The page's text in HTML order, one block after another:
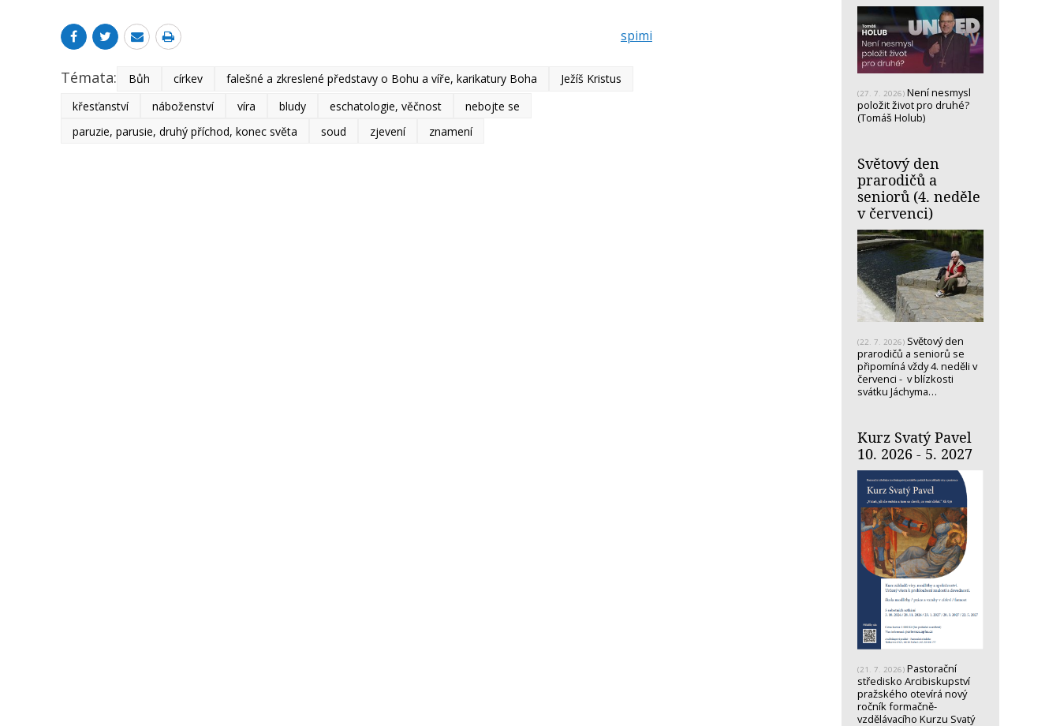
spimi
Témata: Bůh církev falešné a zkreslené představy o Bohu a víře, karikatury Boha
Ježíš Kristus
křesťanství
náboženství víra bludy eschatologie, věčnost
nebojte se
paruzie, parusie, druhý příchod, konec světa
soud zjevení znamení
(27. 7. 2026) Není nesmysl
položit život pro druhé?
(Tomáš Holub)
Světový den
prarodičů a
seniorů (4. neděle
v červenci)
(22. 7. 2026) Světový den
prarodičů a seniorů se
připomíná vždy 4. neděli v
červenci - v blízkosti
svátku Jáchyma…
Kurz Svatý Pavel
10. 2026 - 5. 2027
(21. 7. 2026) Pastorační
středisko Arcibiskupství
pražského otevírá nový
ročník formačně-
vzdělávacího Kurzu Svatý